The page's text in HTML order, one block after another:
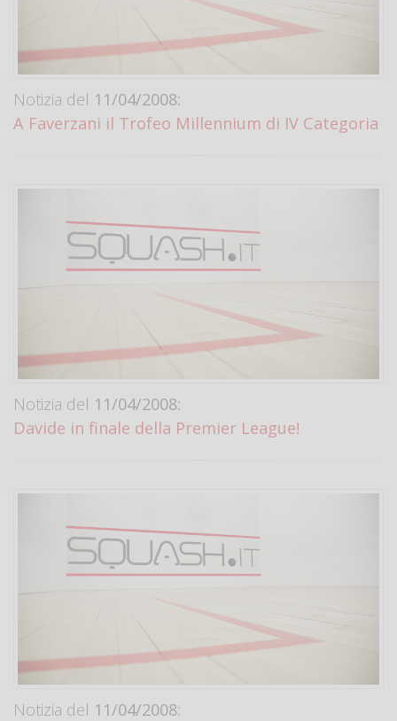
Notizia del 11/04/2008:
A Faverzani il Trofeo Millennium di IV Categoria
Notizia del 11/04/2008:
Davide in finale della Premier League!
Notizia del 11/04/2008: